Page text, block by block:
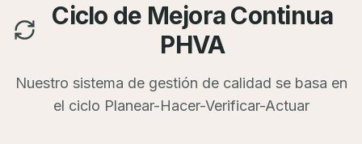
Ciclo de Mejora Continua
PHVA
Nuestro sistema de gestión de calidad se basa en
el ciclo Planear-Hacer-Verificar-Actuar